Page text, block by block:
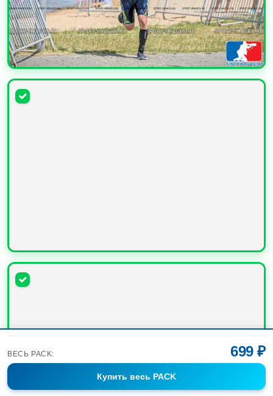
ВЕСЬ PACK: 699 ₽
Купить весь PACK
УВЕЛИЧИТЬ
УВЕЛИЧИТЬ